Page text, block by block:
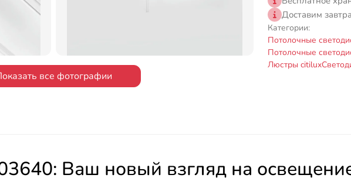
все фотографии
Доставим завтра
Категории:
Потолочные
Потолочные
Люстры citilux
Ваш новый взгляд на